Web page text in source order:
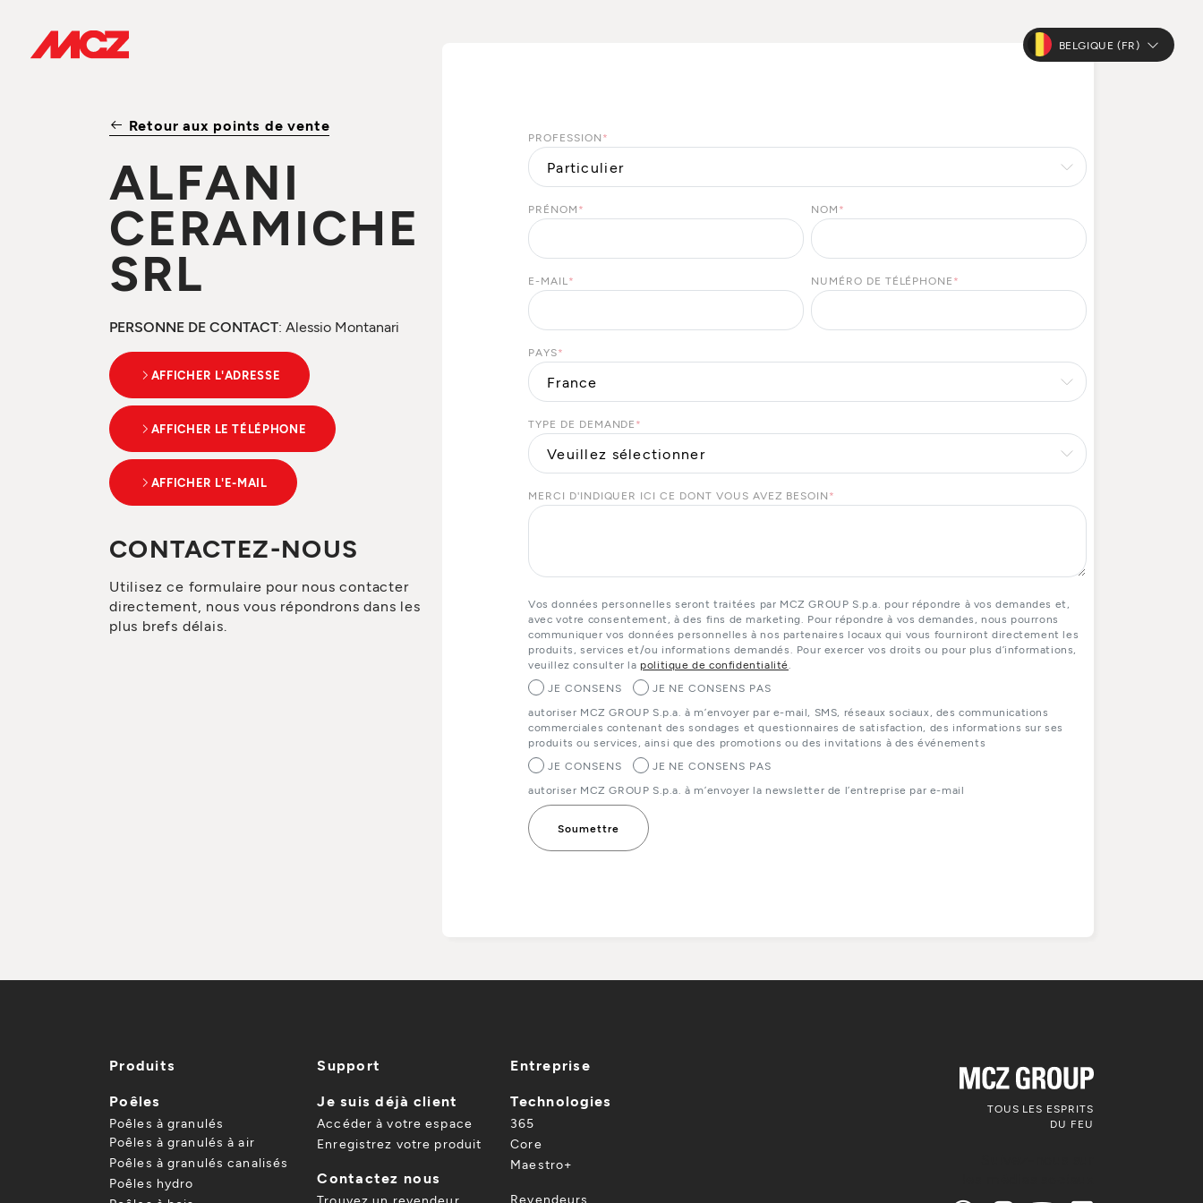
BELGIQUE (FR)
Retour aux points de vente
ALFANI
CERAMICHE
SRL
PERSONNE DE CONTACT: Alessio Montanari
AFFICHER L'ADRESSE
AFFICHER LE TÉLÉPHONE
AFFICHER L'E-MAIL
CONTACTEZ-NOUS
Utilisez ce formulaire pour nous contacter
directement, nous vous répondrons dans les
plus brefs délais.
PROFESSION *
PRÉNOM * NOM *
E-MAIL * NUMÉRO DE TÉLÉPHONE *
PAYS*
TYPE DE DEMANDE *
MERCI D'INDIQUER ICI CE DONT VOUS AVEZ BESOIN *
Vos données personnelles seront traitées par MCZ GROUP S.p.a. pour répondre à vos demandes et,
avec votre consentement, à des fins de marketing. Pour répondre à vos demandes, nous pourrons
communiquer vos données personnelles à nos partenaires locaux qui vous fourniront directement les
produits, services et/ou informations demandés. Pour exercer vos droits ou pour plus d’informations,
veuillez consulter la politique de confidentialité
JE CONSENS
JE NE CONSENS PAS
autoriser MCZ GROUP S.p.a. à m’envoyer par e-mail, SMS, réseaux sociaux, des communications
commerciales contenant des sondages et questionnaires de satisfaction, des informations sur ses
produits ou services, ainsi que des promotions ou des invitations à des événements
JE CONSENS
JE NE CONSENS PAS
autoriser MCZ GROUP S.p.a. à m’envoyer la newsletter de l’entreprise par e-mail
Produits
Poêles
Poêles à granulés
Poêles à granulés à air
Poêles à granulés canalisés
Poêles hydro
Support
Je suis déjà client
Accéder à votre espace
Enregistrez votre produit
Contactez nous
Trouvez un revendeur
Entreprise
Technologies
365
Core
Maestro+
Revendeurs
TOUS LES ESPRITS
DU FEU